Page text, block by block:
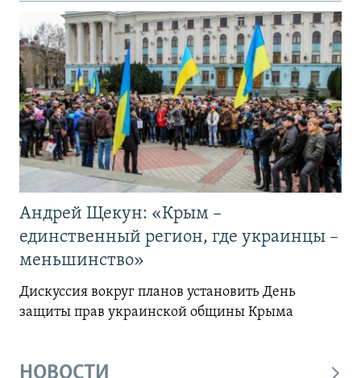
Андрей Щекун: «Крым –
единственный регион, где украинцы –
меньшинство»
Дискуссия вокруг планов установить День
защиты прав украинской общины Крыма
НОВОСТИ